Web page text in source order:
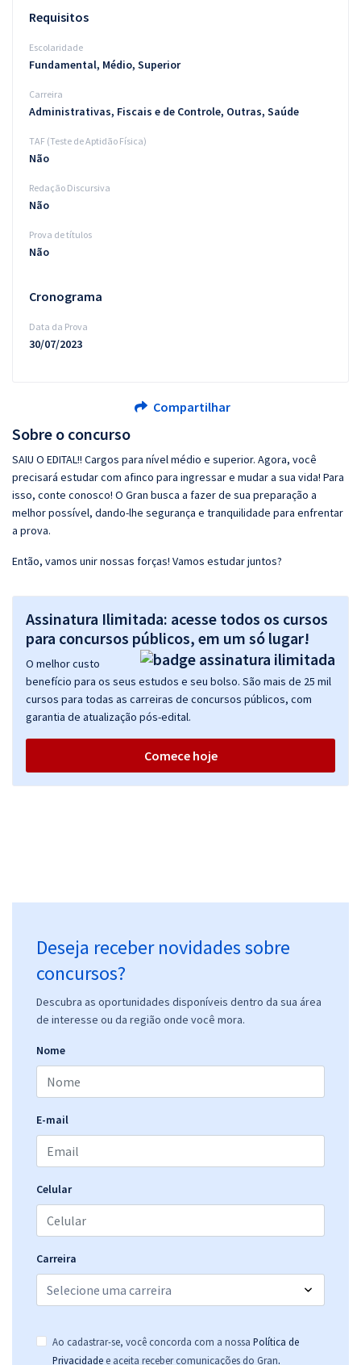
Sobre o concurso
SAIU O EDITAL!! Cargos para nível médio e superior. Agora, você
precisará estudar com afinco para ingressar e mudar a sua vida! Para
isso, conte conosco! O Gran busca a fazer de sua preparação a
melhor possível, dando-lhe segurança e tranquilidade para enfrentar
a prova.
Então, vamos unir nossas forças! Vamos estudar juntos?
Assinatura Ilimitada: acesse todos os cursos
para concursos públicos, em um só lugar!
O melhor custo
benefício para os seus estudos e seu bolso. São mais de 25 mil
cursos para todas as carreiras de concursos públicos, com
garantia de atualização pós-edital.
Comece hoje
Deseja receber novidades sobre
concursos?
Descubra as oportunidades disponíveis dentro da sua área
de interesse ou da região onde você mora.
Nome
E-mail
Celular
Carreira
Ao cadastrar-se, você concorda com a nossa Política de
Privacidade e aceita receber comunicações do Gran.
Requisitos
Escolaridade
Fundamental, Médio, Superior
Carreira
Administrativas, Fiscais e de Controle, Outras, Saúde
TAF (Teste de Aptidão Física)
Não
Redação Discursiva
Não
Prova de títulos
Não
Cronograma
Data da Prova
30/07/2023
Compartilhar